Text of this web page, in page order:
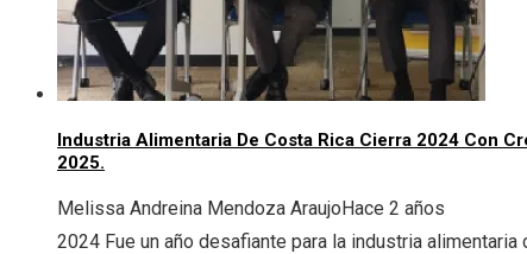
Industria Alimentaria De Costa Rica Cierra 2024 Con
2025.
Melissa Andreina Mendoza AraujoHace 2 años
2024 Fue un año desafiante para la industria